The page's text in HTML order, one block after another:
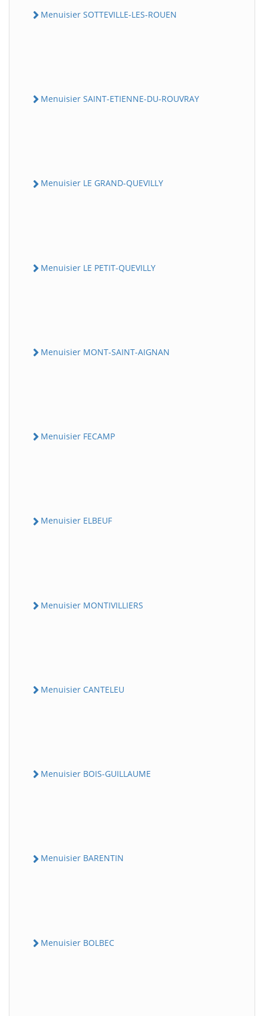
Menuisier SOTTEVILLE-LES-ROUEN
Menuisier SAINT-ETIENNE-DU-ROUVRAY
Menuisier LE GRAND-QUEVILLY
Menuisier LE PETIT-QUEVILLY
Menuisier MONT-SAINT-AIGNAN
Menuisier FECAMP
Menuisier ELBEUF
Menuisier MONTIVILLIERS
Menuisier CANTELEU
Menuisier BOIS-GUILLAUME
Menuisier BARENTIN
Menuisier BOLBEC